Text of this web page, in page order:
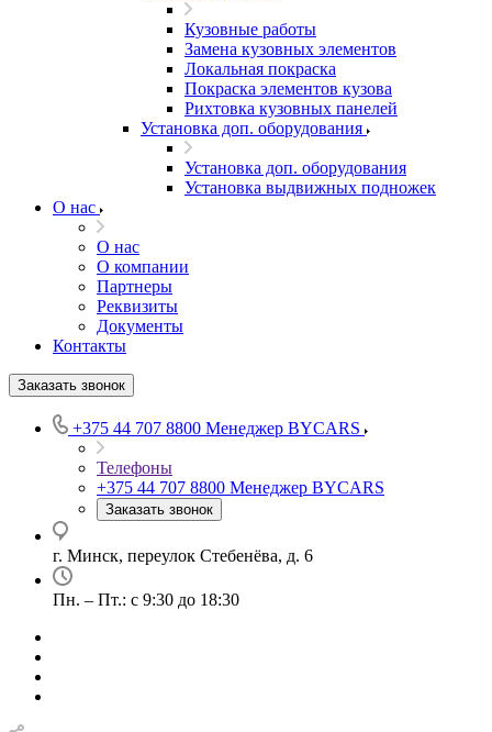
Кузовные работы
Замена кузовных элементов
Локальная покраска
Покраска элементов кузова
Рихтовка кузовных панелей
Установка доп. оборудования
Установка доп. оборудования
Установка выдвижных подножек
О нас
О нас
О компании
Партнеры
Реквизиты
Документы
Контакты
Заказать звонок
+375 44 707 8800 Менеджер BYCARS
Телефоны
+375 44 707 8800 Менеджер BYCARS
Заказать звонок
г. Минск, переулок Стебенёва, д. 6
Пн. – Пт.: с 9:30 до 18:30